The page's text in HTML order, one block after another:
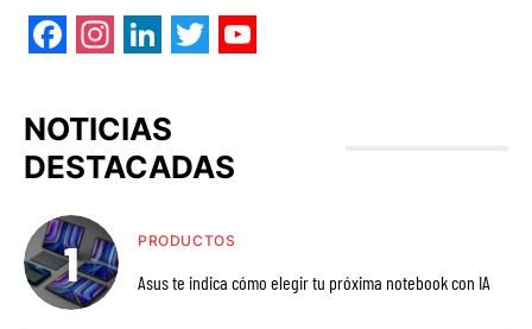
NOTICIAS
DESTACADAS
PRODUCTOS
Asus te indica cómo elegir tu próxima notebook con IA